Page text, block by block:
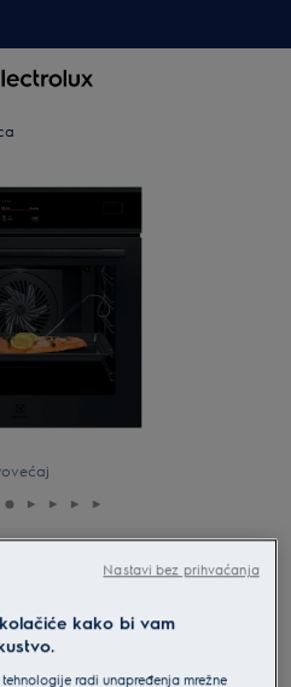
pećnica
kako bi vam
radi unapređenja mrežne
Nastavi bez prihvaćanja